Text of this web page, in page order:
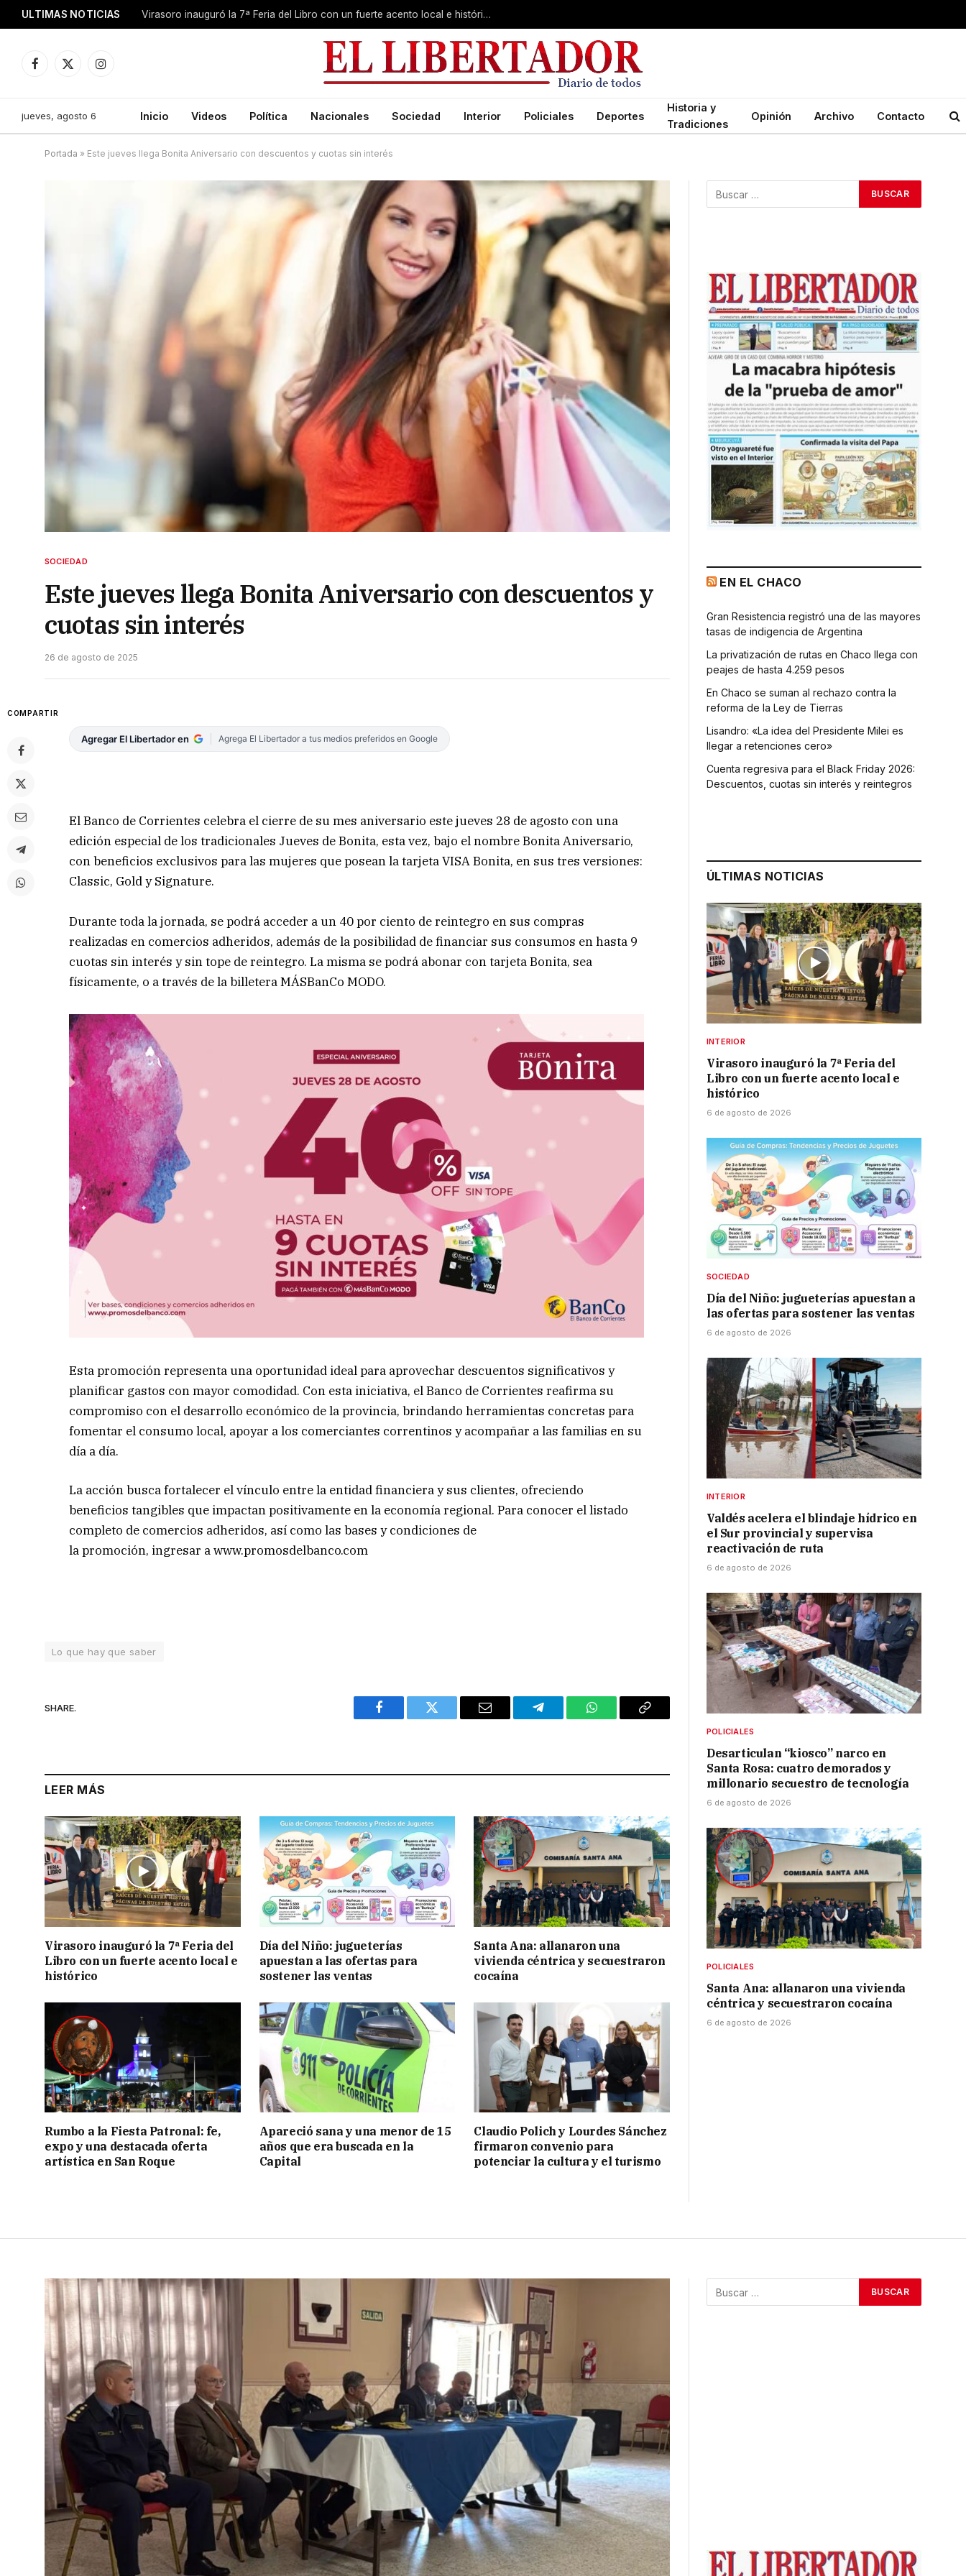
ULTIMAS NOTICIAS Virasoro inauguró la 7ª Feria del Libro con un fuerte acento local e histórico
Facebook
X
Instagram
jueves, agosto 6 Inicio Videos Política Nacionales Sociedad Interior Policiales Deportes
Historia y
Tradiciones
Opinión Archivo Contacto
Portada » Este jueves llega Bonita Aniversario con descuentos y cuotas sin interés
SOCIEDAD
Este jueves llega Bonita Aniversario con descuentos y
cuotas sin interés
26 de agosto de 2025
COMPARTIR
Agregar El Libertador en Agrega El Libertador a tus medios preferidos en Google
El Banco de Corrientes celebra el cierre de su mes aniversario este jueves 28 de agosto con una
edición especial de los tradicionales Jueves de Bonita, esta vez, bajo el nombre Bonita Aniversario,
con beneficios exclusivos para las mujeres que posean la tarjeta VISA Bonita, en sus tres versiones:
Classic, Gold y Signature.
Durante toda la jornada, se podrá acceder a un 40 por ciento de reintegro en sus compras
realizadas en comercios adheridos, además de la posibilidad de financiar sus consumos en hasta 9
cuotas sin interés y sin tope de reintegro. La misma se podrá abonar con tarjeta Bonita, sea
físicamente, o a través de la billetera MÁSBanCo MODO.
Esta promoción representa una oportunidad ideal para aprovechar descuentos significativos y
planificar gastos con mayor comodidad. Con esta iniciativa, el Banco de Corrientes reafirma su
compromiso con el desarrollo económico de la provincia, brindando herramientas concretas para
fomentar el consumo local, apoyar a los comerciantes correntinos y acompañar a las familias en su
día a día.
La acción busca fortalecer el vínculo entre la entidad financiera y sus clientes, ofreciendo
beneficios tangibles que impactan positivamente en la economía regional. Para conocer el listado
completo de comercios adheridos, así como las bases y condiciones de
la promoción, ingresar a www.promosdelbanco.com
Lo que hay que saber
SHARE.
Facebook Twitter Email Telegram WhatsAppCopy
LEER MÁS
Virasoro inauguró la 7ª Feria del
Libro con un fuerte acento local e
histórico
Día del Niño: jugueterías
apuestan a las ofertas para
sostener las ventas
Santa Ana: allanaron una
vivienda céntrica y secuestraron
cocaína
Rumbo a la Fiesta Patronal: fe,
expo y una destacada oferta
artística en San Roque
Apareció sana y una menor de 15
años que era buscada en la
Capital
Claudio Polich y Lourdes Sánchez
firmaron convenio para
potenciar la cultura y el turismo
EN EL CHACO
Gran Resistencia registró una de las mayores
tasas de indigencia de Argentina
La privatización de rutas en Chaco llega con
peajes de hasta 4.259 pesos
En Chaco se suman al rechazo contra la
reforma de la Ley de Tierras
Lisandro: «La idea del Presidente Milei es
llegar a retenciones cero»
Cuenta regresiva para el Black Friday 2026:
Descuentos, cuotas sin interés y reintegros
ÚLTIMAS NOTICIAS
INTERIOR
Virasoro inauguró la 7ª Feria del
Libro con un fuerte acento local e
histórico
6 de agosto de 2026
SOCIEDAD
Día del Niño: jugueterías apuestan a
las ofertas para sostener las ventas
6 de agosto de 2026
INTERIOR
Valdés acelera el blindaje hídrico en
el Sur provincial y supervisa
reactivación de ruta
6 de agosto de 2026
POLICIALES
Desarticulan “kiosco” narco en
Santa Rosa: cuatro demorados y
millonario secuestro de tecnología
6 de agosto de 2026
POLICIALES
Santa Ana: allanaron una vivienda
céntrica y secuestraron cocaína
6 de agosto de 2026